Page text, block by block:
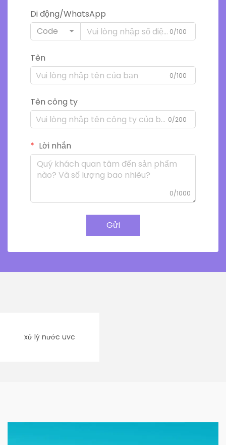
Di động/WhatsApp
Code
0/100
Tên
0/100
Tên công ty
0/200
Lời nhắn
0/1000
Gửi
xử lý nước uvc